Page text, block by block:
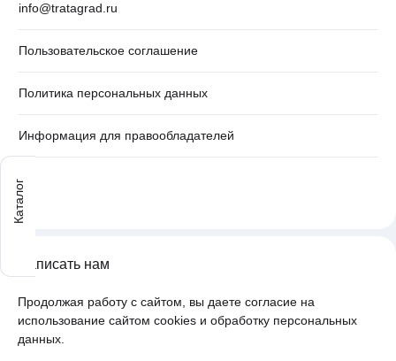
info@tratagrad.ru
Пользовательское соглашение
Политика персональных данных
Информация для правообладателей
Написать нам
Продолжая работу с сайтом, вы даете согласие на
использование сайтом cookies и обработку персональных
данных.
Каталог